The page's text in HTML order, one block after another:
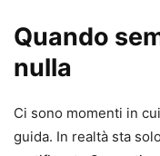
Quando
nulla
Ci sono momenti in
guida. In realtà sta